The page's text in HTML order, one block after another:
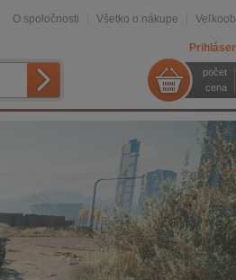
O spoločnosti Všetko o nákupe
počet
cena